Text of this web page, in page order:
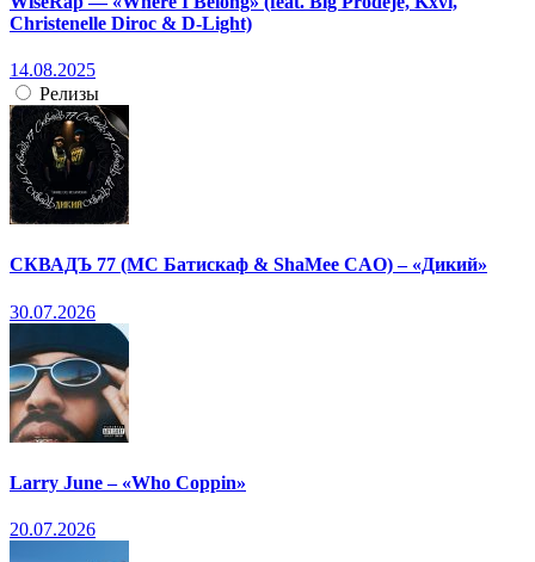
Christenelle Diroc & D-Light)
14.08.2025
Релизы
СКВАДЪ 77 (МС Батискаф & ShaMee CAO) – «Дикий»
30.07.2026
Larry June – «Who Coppin»
20.07.2026